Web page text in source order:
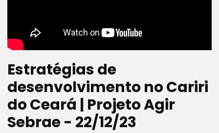
Estratégias de
desenvolvimento no Cariri
do Ceará | Projeto Agir
Sebrae - 22/12/23